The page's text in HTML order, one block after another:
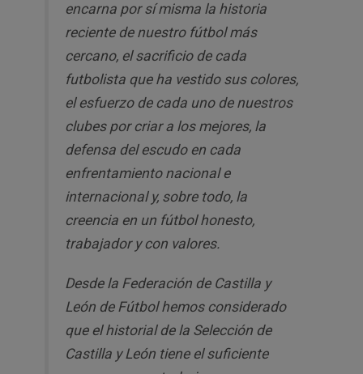
encarna por sí misma la historia
reciente de nuestro fútbol más
cercano, el sacrificio de cada
futbolista que ha vestido sus colores,
el esfuerzo de cada uno de nuestros
clubes por criar a los mejores, la
defensa del escudo en cada
enfrentamiento nacional e
internacional y, sobre todo, la
creencia en un fútbol honesto,
trabajador y con valores.
Desde la Federación de Castilla y
León de Fútbol hemos considerado
que el historial de la Selección de
Castilla y León tiene el suficiente